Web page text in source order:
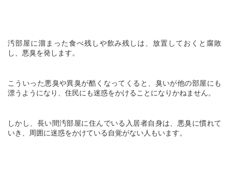
汚部屋に溜まった食べ残しや飲み残しは、放置しておくと腐敗
し、悪臭を発します。
こういった悪臭や異臭が酷くなってくると、臭いが他の部屋にも
漂うようになり、住民にも迷惑をかけることになりかねません。
しかし、長い間汚部屋に住んでいる入居者自身は、悪臭に慣れて
いき、周囲に迷惑をかけている自覚がない人もいます。